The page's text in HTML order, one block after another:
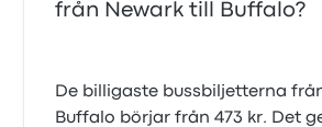
från Newark till Buffalo?
De billigaste bussbiljetterna
Buffalo börjar från 473 kr. Det